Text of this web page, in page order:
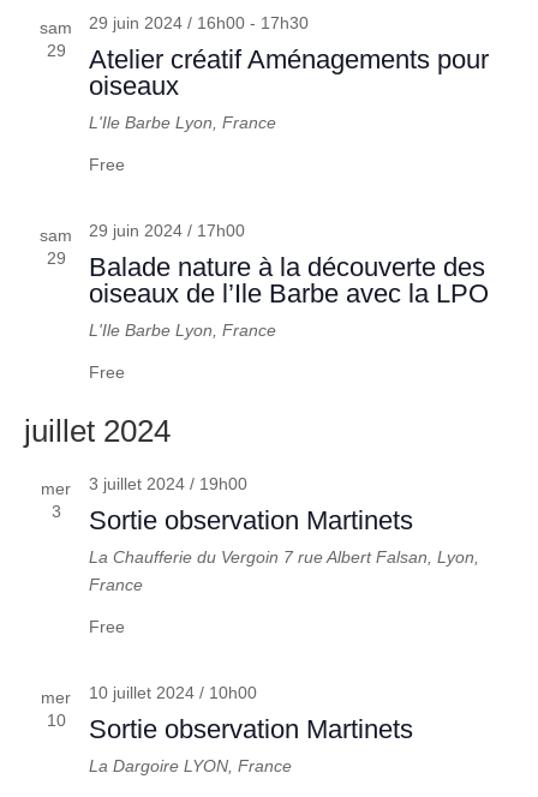
sam
29
29 juin 2024 / 16h00- 17h30
Atelier créatif Aménagements pour
oiseaux
L'Ile Barbe Lyon, France
Free
sam
29
29 juin 2024 / 17h00
Balade nature à la découverte des
oiseaux de l’Ile Barbe avec la LPO
L'Ile Barbe Lyon, France
Free
juillet 2024
mer
3
3 juillet 2024 / 19h00
Sortie observation Martinets
La Chaufferie du Vergoin 7 rue Albert Falsan, Lyon,
France
Free
mer
10
10 juillet 2024 / 10h00
Sortie observation Martinets
La Dargoire LYON, France